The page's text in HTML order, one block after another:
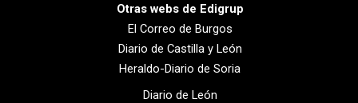
Otras webs de Edigrup
El Correo de Burgos
Diario de Castilla y León
Heraldo-Diario de Soria
Diario de León